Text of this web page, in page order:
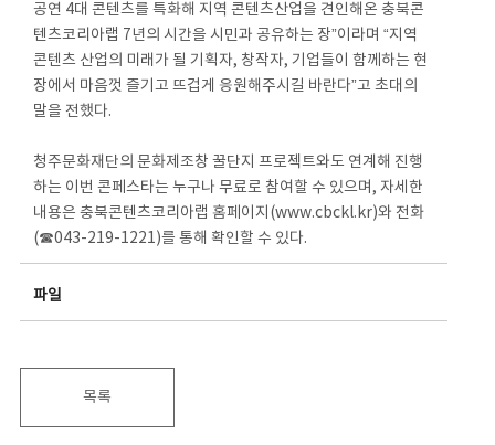
공연 4대 콘텐츠를 특화해 지역 콘텐츠산업을 견인해온 충북콘
텐츠코리아랩 7년의 시간을 시민과 공유하는 장”이라며 “지역
콘텐츠 산업의 미래가 될 기획자, 창작자, 기업들이 함께하는 현
장에서 마음껏 즐기고 뜨겁게 응원해주시길 바란다”고 초대의
말을 전했다.
청주문화재단의 문화제조창 꿀단지 프로젝트와도 연계해 진행
하는 이번 콘페스타는 누구나 무료로 참여할 수 있으며, 자세한
내용은 충북콘텐츠코리아랩 홈페이지(www.cbckl.kr)와 전화
(☎043-219-1221)를 통해 확인할 수 있다.
파일
목록